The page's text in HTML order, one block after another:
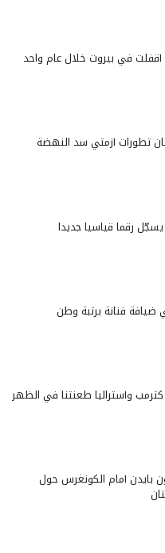
تطورات أزمتي سد النهضة
رقماً قياسياً جديداً
ضيافة فنانة برتبة وطن
وأستراليا طعنتنا في الظهر
بايدن أمام الكونغرس حول